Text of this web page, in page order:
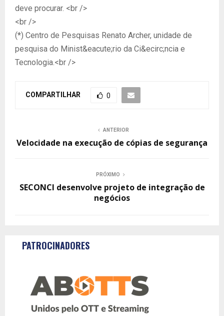
deve procurar. <br />
<br />
(*) Centro de Pesquisas Renato Archer, unidade de
pesquisa do Minist&eacute;rio da Ci&ecirc;ncia e
Tecnologia.<br />
COMPARTILHAR 0
ANTERIOR
Velocidade na execução de cópias de segurança
PRÓXIMO
SECONCI desenvolve projeto de integração de
negócios
PATROCINADORES